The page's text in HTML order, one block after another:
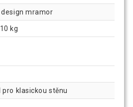
mramor
kg
klasickou stěnu